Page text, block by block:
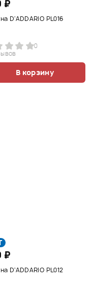
₽
D'ADDARIO PL016
0
В корзину
₽
D'ADDARIO PL012